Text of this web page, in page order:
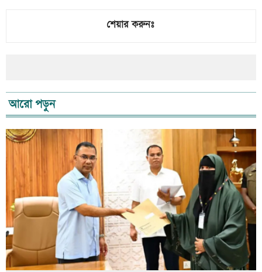
শেয়ার করুনঃ
আরো পড়ুন